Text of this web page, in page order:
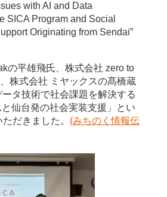
場(展示ホールAB-1)
ゲームマスターAIの迎合性
験に及ぼす影響
北大学)、羽根田 賢和 (東北大
(東北大学/理化学研究所)
対話における認知スタイルを
シミュレータの分析
式会社PKSHA
田 希世 (東北大学)、齋藤 由佳
﨑 環 (株式会社PKSHA
屋 彰二 (東北大学)、赤間 怜奈
with AI and Data
SICA Program and Social
Originating from Sendai”
の平雄飛氏、株式会社 zero to
株式会社 ミヤックスの髙橋蔵
ータ技術で社会課題を解決する
仙台発の社会実装支援」とい
だきました。 (みちのく情報伝